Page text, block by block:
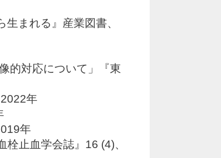
まれる』産業図書、
的対応について」『東
年
年
止血学会誌』16 (4)、